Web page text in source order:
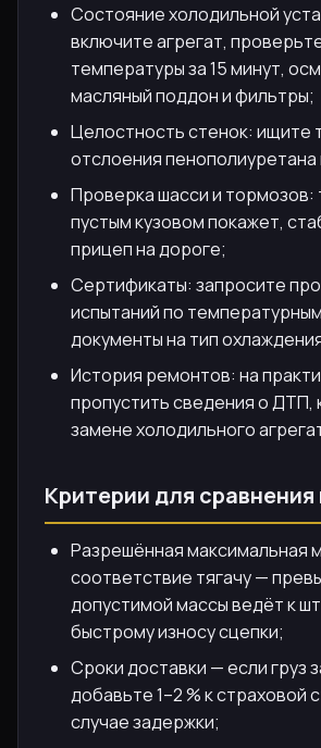
Состояние холодильной
включите агрегат,
температуры за 15 минут,
масляный поддон и фильтры;
Целостность стенок: ищите
отслоения пенополиуретана
Проверка шасси и тормозов:
пустым кузовом покажет,
прицеп на дороге;
Сертификаты: запросите
испытаний по
документы на тип
История ремонтов: на
пропустить сведения о ДТП,
замене холодильного
Критерии для сравнения
Разрешённая максимальная
соответствие тягачу —
допустимой массы ведёт к
быстрому износу сцепки;
Сроки доставки — если груз
добавьте 1–2 % к страховой
случае задержки;